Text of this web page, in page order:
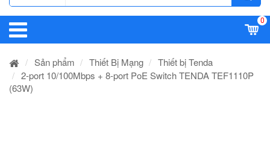
0
Sản phẩm Thiết Bị Mạng
Thiết bị Tenda
2-port 10/100Mbps + 8-port PoE Switch TENDA TEF1110P
(63W)